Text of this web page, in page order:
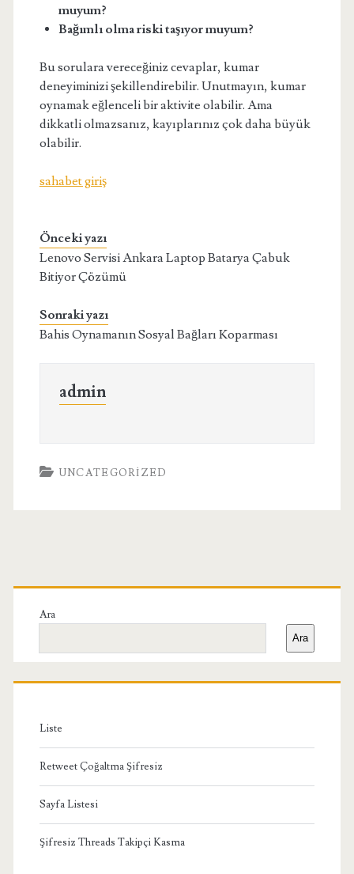
muyum?
Bağımlı olma riski taşıyor muyum?
Bu sorulara vereceğiniz cevaplar, kumar
deneyiminizi şekillendirebilir. Unutmayın, kumar
oynamak eğlenceli bir aktivite olabilir. Ama
dikkatli olmazsanız, kayıplarınız çok daha büyük
olabilir.
sahabet giriş
Önceki yazı
Lenovo Servisi Ankara Laptop Batarya Çabuk
Bitiyor Çözümü
Sonraki yazı
Bahis Oynamanın Sosyal Bağları Koparması
admin
UNCATEGORIZED
Birincil
Yan
Menü
Ara
Ara
Liste
Retweet Çoğaltma Şifresiz
Sayfa Listesi
Şifresiz Threads Takipçi Kasma